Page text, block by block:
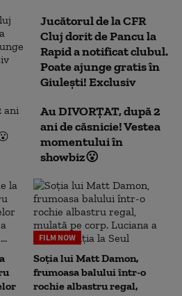
Jucătorul de la CFR
Cluj dorit de Pancu la
Rapid a notificat clubul.
Poate ajunge gratis în
Giulești! Exclusiv
Au DIVORȚAT, după 2
ani de căsnicie! Vestea
momentului în
showbiz😮
FILM NOW
Soția lui Matt Damon,
frumoasa balului într-o
rochie albastru regal,